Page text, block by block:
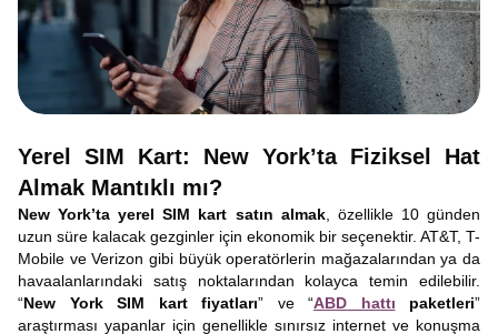
Yerel SIM Kart: New York’ta Fiziksel Hat
Almak Mantıklı mı?
New York’ta yerel SIM kart satın almak, özellikle 10 günden
uzun süre kalacak gezginler için ekonomik bir seçenektir. AT&T, T-
Mobile ve Verizon gibi büyük operatörlerin mağazalarından ya da
havaalanlarındaki satış noktalarından kolayca temin edilebilir.
“New York SIM kart fiyatları” ve “ABD hattı paketleri”
araştırması yapanlar için genellikle sınırsız internet ve konuşma